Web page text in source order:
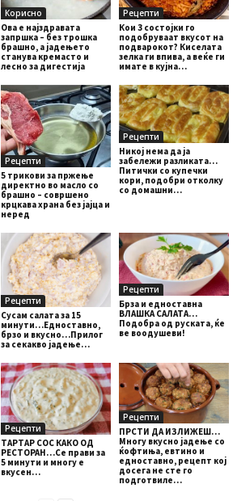
Корисно
Ова е најздравата
запршка – без трошка
брашно, а јадењето
станува кремасто и
лесно за дигестија
Рецепти
Кои 3 состојки го
подобруваат вкусот на
подварокот? Киселата
зелка ги впива, а веќе ги
имате в кујна…
Рецепти
5 трикови за пржење
директно во масло со
брашно – совршено
крцкава храна без јајца и
неред
Рецепти
Никој нема да ја
забележи разликата…
Питички со купечки
кори, подобри отколку
со домашни…
Рецепти
Сусам салата за 15
минути…Едноставно,
брзо и вкусно…Прилог
за секакво јадење…
Рецепти
Брза и едноставна
ВЛАШКА САЛАТА…
Подобра од руската, ќе
ве воодушеви!
Рецепти
ТАРТАР СОС КАКО ОД
РЕСТОРАН…Се прави за
5 минути и многу е
вкусен…
Рецепти
ПРСТИ ДА ИЗЛИЖЕШ…
Многу вкусно јадење со
ќофтиња, евтино и
едноставно, рецепт кој
досега не сте го
подготвиле…